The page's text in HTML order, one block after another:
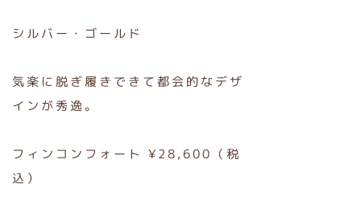
シルバー・ゴールド
気楽に脱ぎ履きできて都会的なデザ
インが秀逸。
フィンコンフォート ¥28,600（税
込）